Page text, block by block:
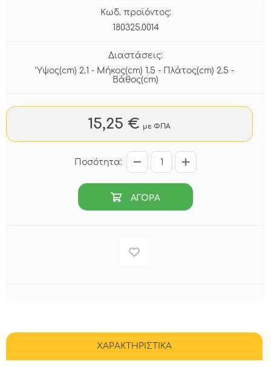
Κωδ. προϊόντος:
180325.0014
Διαστάσεις:
Ύψος(cm) 2.1 - Μήκος(cm) 1.5 - Πλάτος(cm) 2.5 -
Βάθος(cm)
15,25 € με ΦΠΑ
Ποσότητα:
ΑΓΟΡΑ
ΧΑΡΑΚΤΗΡΙΣΤΙΚΑ